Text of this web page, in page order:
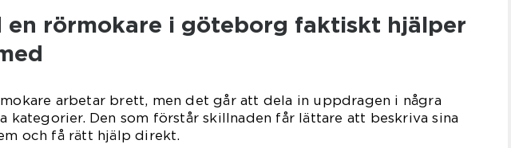
en rörmokare i göteborg faktiskt hjälper
arbetar brett, men det går att dela in uppdragen i några
kategorier. Den som förstår skillnaden får lättare att beskriva sina
och få rätt hjälp direkt.